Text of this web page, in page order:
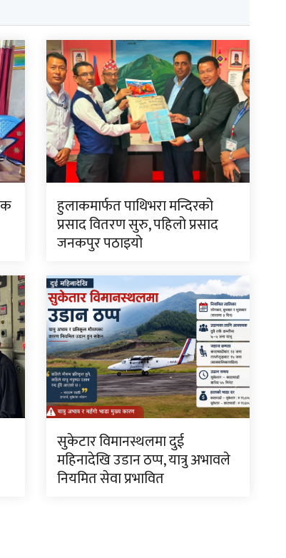
हुलाकमार्फत पाथिभरा मन्दिरको
प्रसाद वितरण सुरु, पहिलो प्रसाद
जनकपुर पठाइयो
सुकेटार विमानस्थलमा दुई
महिनादेखि उडान ठप्प, यात्रु अभावले
नियमित सेवा प्रभावित